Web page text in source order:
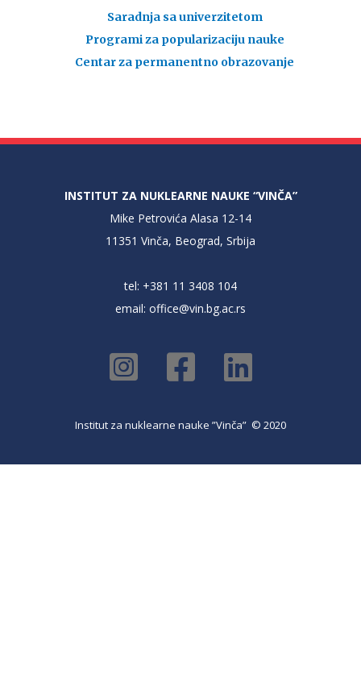
Saradnja sa univerzitetom
Programi za popularizaciju nauke
Centar za permanentno obrazovanje
INSTITUT ZA NUKLEARNE NAUKE “VINČA”
Mike Petrovića Alasa 12-14
11351 Vinča, Beograd, Srbija
tel: +381 11 3408 104
email: office@vin.bg.ac.rs
Institut za nuklearne nauke ”Vinča” © 2020